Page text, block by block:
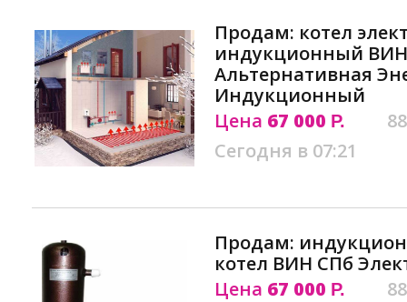
Продам: котел
индукционный
Альтернативная
Индукционный
Цена 67 000 Р.
Сегодня в 07:21
Продам:
котел ВИН СПб
Цена 67 000 Р.